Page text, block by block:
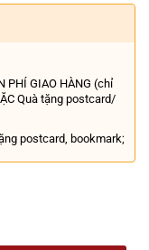
PHÍ GIAO HÀNG (chỉ
Quà tặng postcard/
postcard, bookmark;
lượng